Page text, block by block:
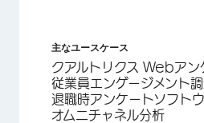
主なユースケース
クアルトリクス Webアン
従業員エンゲージメント
退職時アンケートソフト
オムニチャネル分析